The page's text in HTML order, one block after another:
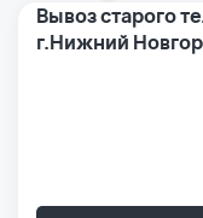
Вывоз старого
г.Нижний